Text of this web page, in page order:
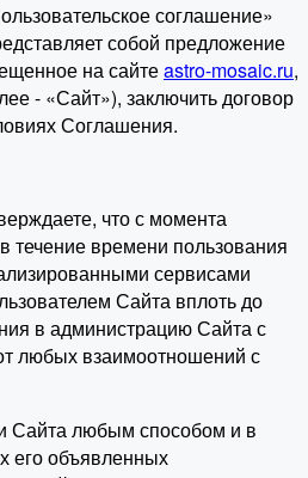
соглашение»
собой предложение
на сайтеastro-mosaic.ru,
- «Сайт»), заключить договор
Соглашения.
что с момента
течение времени пользования
сервисами
Сайта вплоть до
в администрацию Сайта с
любых взаимоотношений с
Сайта любым способом и в
его объявленных